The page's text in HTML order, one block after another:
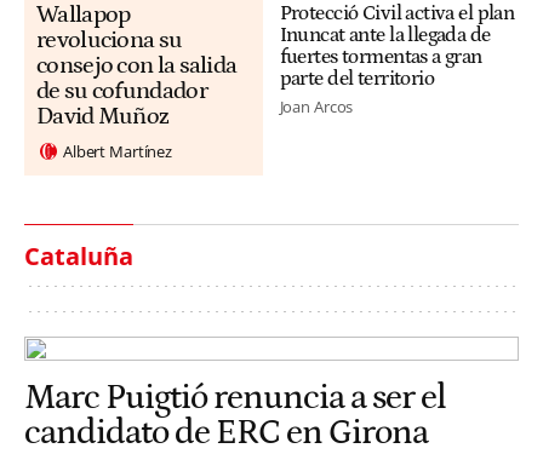
Wallapop
revoluciona su
consejo con la salida
de su cofundador
David Muñoz
Albert Martínez
Protecció Civil activa el plan
Inuncat ante la llegada de
fuertes tormentas a gran
parte del territorio
Joan Arcos
Cataluña
Marc Puigtió renuncia a ser el
candidato de ERC en Girona